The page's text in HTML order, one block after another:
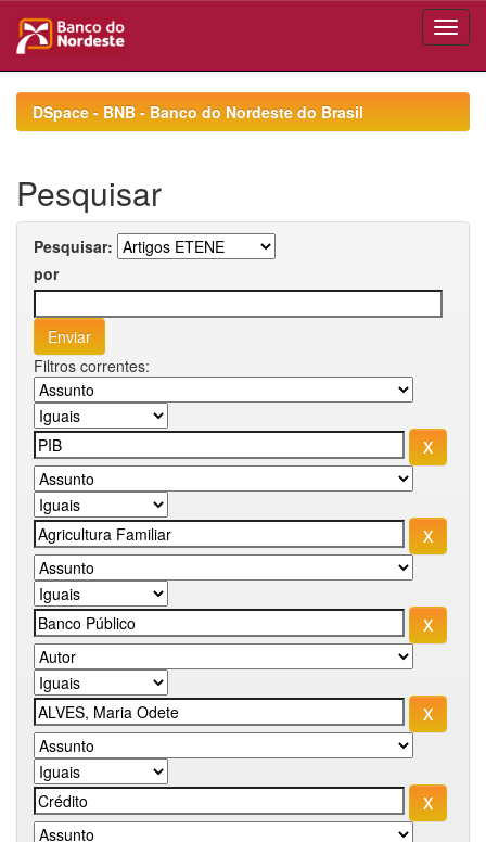
navigationDSpace - BNB - Banco do Nordeste do Brasil
Pesquisar
Pesquisar:
por
Filtros correntes: